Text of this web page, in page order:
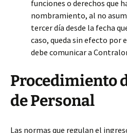
funciones o derechos que
nombramiento, al no
tercer día desde la fecha
caso, queda sin efecto por
debe comunicar a
Procedimiento
de Personal
Las normas que regulan el